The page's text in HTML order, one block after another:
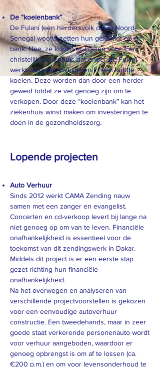
De “koeienbank”
De Fulani (een herdersvolk dat in Noord-
Senegal woont) zetten hun geld niet op de
bank. Nee, ze kopen er koeien voor. Een
christelijk ziekenhuis dat onder de Fulani
werkt wil graag investeren in een kudde
koeien. Deze worden dan door een herder
geweid totdat ze vet genoeg zijn om te
verkopen. Door deze “koeienbank” kan het
ziekenhuis winst maken om investeringen te
doen in de gezondheidszorg.
Lopende projecten
Auto Verhuur
Sinds 2012 werkt CAMA Zending nauw
samen met een zanger en evangelist.
Concerten en cd-verkoop levert bij lange na
niet genoeg op om van te leven. Financiële
onafhankelijkheid is essentieel voor de
toekomst van dit zendingswerk in Dakar.
Middels dit project is er een eerste stap
gezet richting hun financiële
onafhankelijkheid.
Na het overwegen en analyseren van
verschillende projectvoorstellen is gekozen
voor een eenvoudige autoverhuur
constructie. Een tweedehands, maar in zeer
goede staat verkerende personenauto wordt
voor verhuur aangeboden, waardoor er
genoeg opbrengst is om af te lossen (ca.
€200 p.m.) en om voor levensonderhoud te